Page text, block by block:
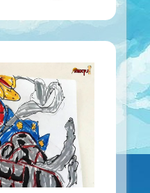
וואן
צ'אפטר
וצ'אפטר
מתורגמים
לעברית!